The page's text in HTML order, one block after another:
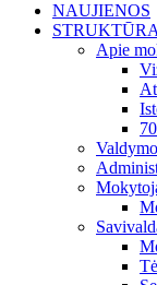
NAUJIENOS
Apie